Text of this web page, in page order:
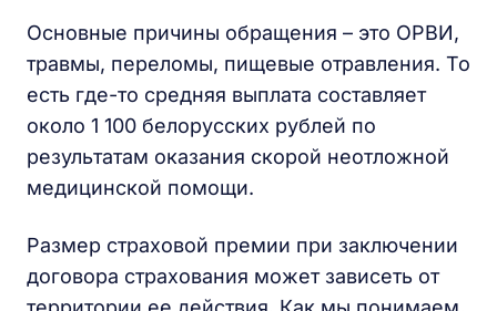
Основные причины обращения – это ОРВИ,
травмы, переломы, пищевые отравления. То
есть где-то средняя выплата составляет
около 1 100 белорусских рублей по
результатам оказания скорой неотложной
медицинской помощи.
Размер страховой премии при заключении
договора страхования может зависеть от